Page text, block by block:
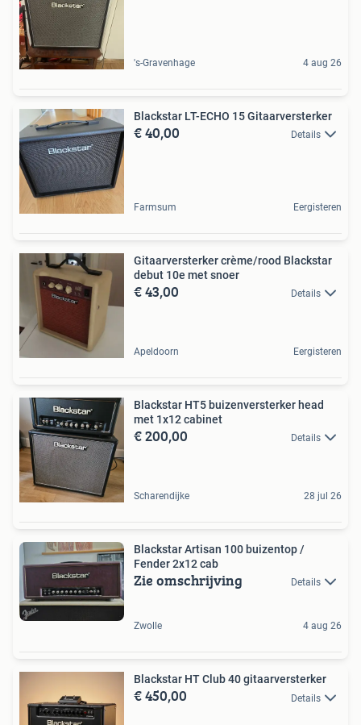
's-Gravenhage 4 aug 26
Blackstar LT-ECHO 15 Gitaarversterker
€ 40,00 Details
Farmsum Eergisteren
Gitaarversterker crème/rood Blackstar
debut 10e met snoer
€ 43,00 Details
Apeldoorn Eergisteren
Blackstar HT5 buizenversterker head
met 1x12 cabinet
€ 200,00 Details
Scharendijke 28 jul 26
Blackstar Artisan 100 buizentop /
Fender 2x12 cab
Zie omschrijving Details
Zwolle 4 aug 26
Blackstar HT Club 40 gitaarversterker
€ 450,00 Details